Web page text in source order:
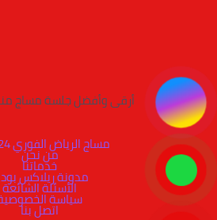
أرقى وأفضل جلسة مساج
مساج الرياض الفوري 24 ساعة
من نحن
خدماتنا
مدونة ريلاكس
الأسئلة الشائعة
سياسة
اتصل بنا